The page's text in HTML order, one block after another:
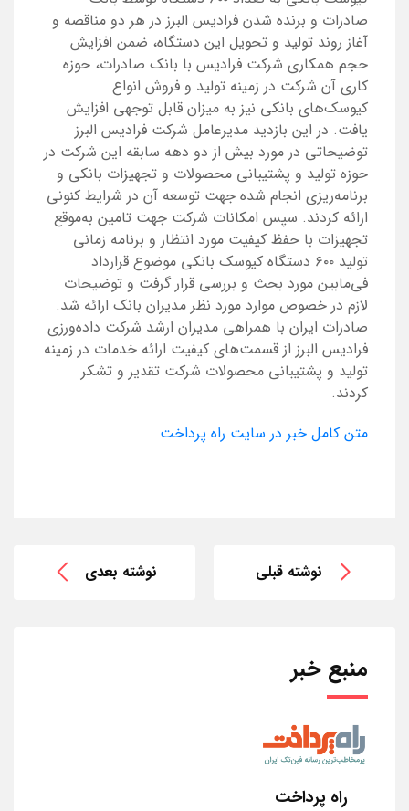
صادرات و برنده شدن فرادیس البرز در هر دو مناقصه و
آغاز روند تولید و تحویل این دستگاه، ضمن افزایش
حجم همکاری شرکت فرادیس با بانک صادرات، حوزه
کاری آن شرکت در زمینه تولید و فروش انواع
کیوسک‌های بانکی نیز به میزان قابل توجهی افزایش
یافت. در این بازدید مدیرعامل شرکت فرادیس البرز
توضیحاتی در مورد بیش از دو دهه سابقه این شرکت در
حوزه تولید و پشتیبانی محصولات و تجهیزات بانکی و
برنامه‌ریزی انجام شده جهت توسعه آن در شرایط کنونی
ارائه کردند. سپس امکانات شرکت جهت تامین به‌موقع
تجهیزات با حفظ کیفیت مورد انتظار و برنامه زمانی
تولید ۶۰۰ دستگاه کیوسک بانکی موضوع قرارداد
فی‌مابین مورد بحث و بررسی قرار گرفت و توضیحات
لازم در خصوص موارد مورد نظر مدیران بانک ارائه شد.
صادرات ایران با همراهی مدیران ارشد شرکت داده‌ورزی
فرادیس البرز از قسمت‌های کیفیت ارائه خدمات در زمینه
تولید و پشتیبانی محصولات شرکت تقدیر و تشکر
کردند.
متن کامل خبر در سایت راه پرداخت
نوشته قبلی نوشته بعدی
منبع خبر
راه پرداخت